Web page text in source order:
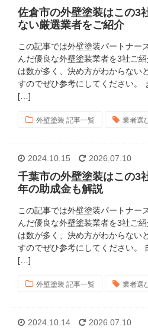
佐倉市の外壁塗装はこの3
ない厳選業者をご紹介
この記事では外壁塗装パートナー
んだ優良な外壁塗装業者を3社ご
は数が多く、決め方がわからない
すのでぜひ参考にしてください。
[…]
外壁塗装 記事一覧 業者選
2024.10.15 2026.07.10
千葉市の外壁塗装はこの3
年の助成金も解説
この記事では外壁塗装パートナー
んだ優良な外壁塗装業者を3社ご
は数が多く、決め方がわからない
すのでぜひ参考にしてください。
[…]
外壁塗装 記事一覧 業者選
2024.10.14 2026.07.10